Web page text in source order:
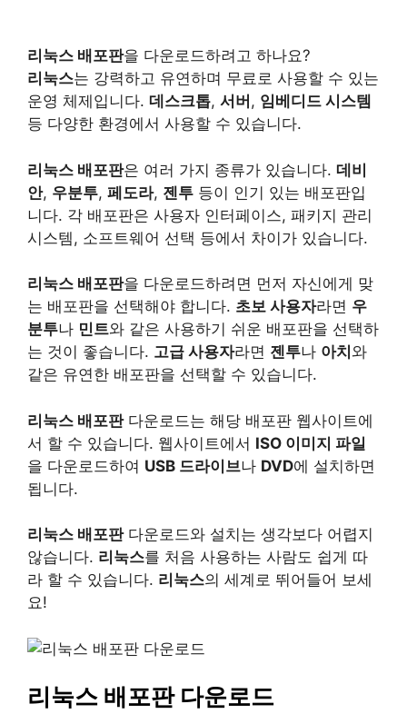
리눅스 배포판을 다운로드하려고 하나요?
리눅스는 강력하고 유연하며 무료로 사용할 수 있는
운영 체제입니다. 데스크톱, 서버 , 임베디드 시스템
등 다양한 환경에서 사용할 수 있습니다.
리눅스 배포판은 여러 가지 종류가 있습니다. 데비
안, 우분투, 페도라, 젠투 등이 인기 있는 배포판입
니다. 각 배포판은 사용자 인터페이스, 패키지 관리
시스템, 소프트웨어 선택 등에서 차이가 있습니다.
리눅스 배포판을 다운로드하려면 먼저 자신에게 맞
는 배포판을 선택해야 합니다. 초보 사용자라면 우
분투나 민트와 같은 사용하기 쉬운 배포판을 선택하
는 것이 좋습니다. 고급 사용자라면 젠투나 아치 와
같은 유연한 배포판을 선택할 수 있습니다.
리눅스 배포판다운로드는 해당 배포판 웹사이트에
서 할 수 있습니다. 웹사이트에서 ISO 이미지 파일
을 다운로드하여 USB 드라이브나 DVD에 설치하면
됩니다.
리눅스 배포판다운로드와 설치는 생각보다 어렵지
않습니다. 리눅스를 처음 사용하는 사람도 쉽게 따
라 할 수 있습니다. 리눅스의 세계로 뛰어들어 보세
요!
리눅스 배포판 다운로드